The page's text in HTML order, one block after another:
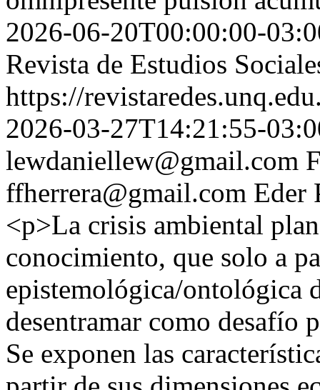
2026-06-20T00:00:00-
Revista de Estudios
https://
2026-03-27T14:21:55-
lewdaniellew@gmail.com
ffherrera@gmail.com Eder
<p>La crisis ambiental
conocimiento, que solo a
epistemológica/ontológica
desentramar como
Se exponen las